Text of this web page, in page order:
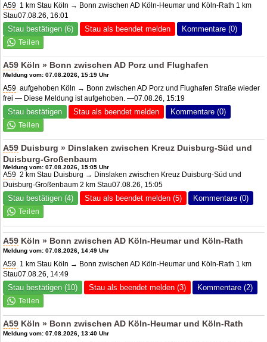
A59 1 km Stau Köln → Bonn zwischen AD Köln-Heumar und Köln-Rath 1 km
Stau07.08.26, 16:01
Stau bestätigen (6) Stau als beendet melden Kommentare (0)
A59 Köln » Bonn zwischenAD Porz und Flughafen
Meldung vom: 07.08.2026, 15:19 Uhr
A59 aufgehoben Köln → Bonn zwischenAD Porz und Flughafen Straße wieder
frei — Diese Meldung ist aufgehoben. —07.08.26, 15:19
Stau bestätigen Stau als beendet melden Kommentare (0)
A59 Duisburg » Dinslaken zwischen Kreuz Duisburg-Süd und
Duisburg-Großenbaum
Meldung vom: 07.08.2026, 15:05 Uhr
A59 2 km Stau Duisburg → Dinslaken zwischen Kreuz Duisburg-Süd und
Duisburg-Großenbaum 2 km Stau07.08.26, 15:05
Stau bestätigen (4) Stau als beendet melden (5) Kommentare (0)
A59 Köln » Bonn zwischenAD Köln-Heumarund Köln-Rath
Meldung vom: 07.08.2026, 14:49 Uhr
A59 1 km Stau Köln → Bonn zwischen AD Köln-Heumar und Köln-Rath 1 km
Stau07.08.26, 14:49
Stau bestätigen (10) Stau als beendet melden (3) Kommentare (2)
A59 Köln » Bonn zwischenAD Köln-Heumarund Köln-Rath
Meldung vom: 07.08.2026, 13:40 Uhr